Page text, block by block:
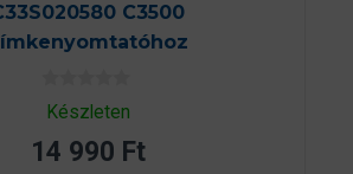
C3500
0
a
5
Készleten
14 990 Ft